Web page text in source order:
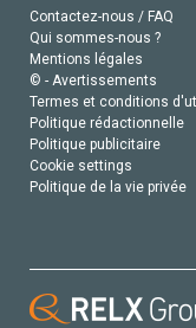
Contactez-nous / FAQ
Qui sommes-nous ?
Mentions légales
© - Avertissements
Termes et conditions
Politique rédactionnelle
Politique publicitaire
Cookie settings
Politique de la vie privée